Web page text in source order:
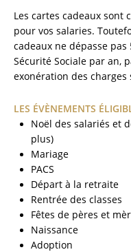
Les cartes cadeaux sont
pour vos salaries.
cadeaux ne dépasse
Sécurité Sociale par an,
exonération des charges
LES ÉVÈNEMENTS
Noël des salariés et
plus)
Mariage
PACS
Départ à la retraite
Rentrée des classes
Fêtes de pères et
Naissance
Adoption